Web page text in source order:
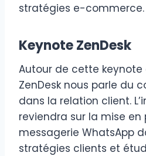
stratégies e-commerce.
Keynote ZenDesk
Autour de cette keynote
ZenDesk nous parle du
dans la relation client.
reviendra sur la mise en
messagerie WhatsApp
stratégies clients et